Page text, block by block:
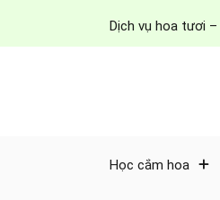
Dịch vụ hoa tươi
Học cắm hoa